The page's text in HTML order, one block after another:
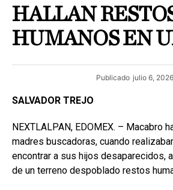
HALLAN
HUMANOS EN
Publicado julio 6, 2026
SALVADOR TREJO
NEXTLALPAN, EDOMEX. – Macabro
madres buscadoras, cuando
encontrar a sus hijos desaparecidos,
de un terreno despoblado restos